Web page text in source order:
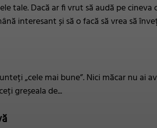
tale. Dacă ar fi vrut să audă pe
interesant și să o facă să vrea să
„cele mai bune”. Nici măcar nu
greșeala de...